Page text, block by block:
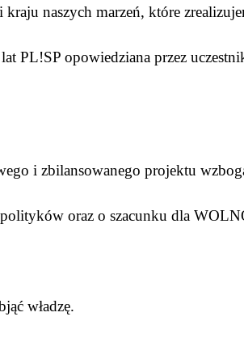
naszych marzeń, które
PL!SP opowiedziana przez
i zbilansowanego projektu
oraz o szacunku dla
władzę.